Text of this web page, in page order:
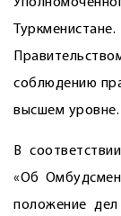
соблюдению
высшем уровне.
В
«Об
положение